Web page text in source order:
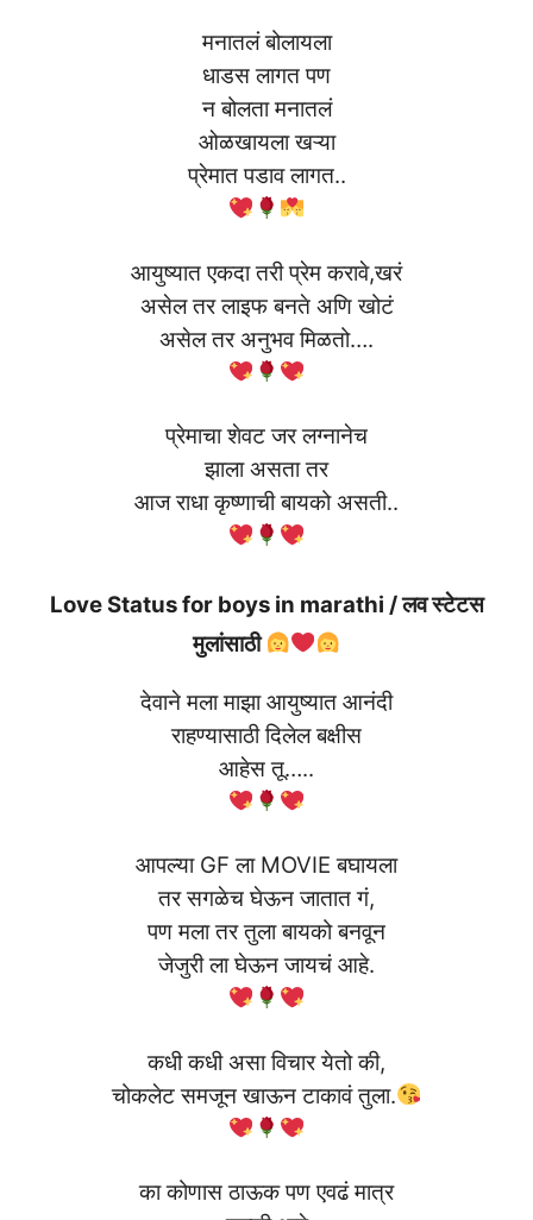
मनातलं बोलायला
धाडस लागत पण
न बोलता मनातलं
ओळखायला खऱ्या
प्रेमात पडाव लागत..
आयुष्यात एकदा तरी प्रेम करावे,खरं
असेल तर लाइफ बनते अणि खोटं
असेल तर अनुभव मिळतो….
प्रेमाचा शेवट जर लग्नानेच
झाला असता तर
आज राधा कृष्णाची बायको असती..
Love Status for boys in marathi / लव स्टेटस
मुलांसाठी
देवाने मला माझा आयुष्यात आनंदी
राहण्यासाठी दिलेल बक्षीस
आहेस तू…..
आपल्या GF ला MOVIE बघायला
तर सगळेच घेऊन जातात गं,
पण मला तर तुला बायको बनवून
जेजुरी ला घेऊन जायचं आहे.
कधी कधी असा विचार येतो की,
चोकलेट समजून खाऊन टाकावं तुला.
का कोणास ठाऊक पण एवढं मात्र